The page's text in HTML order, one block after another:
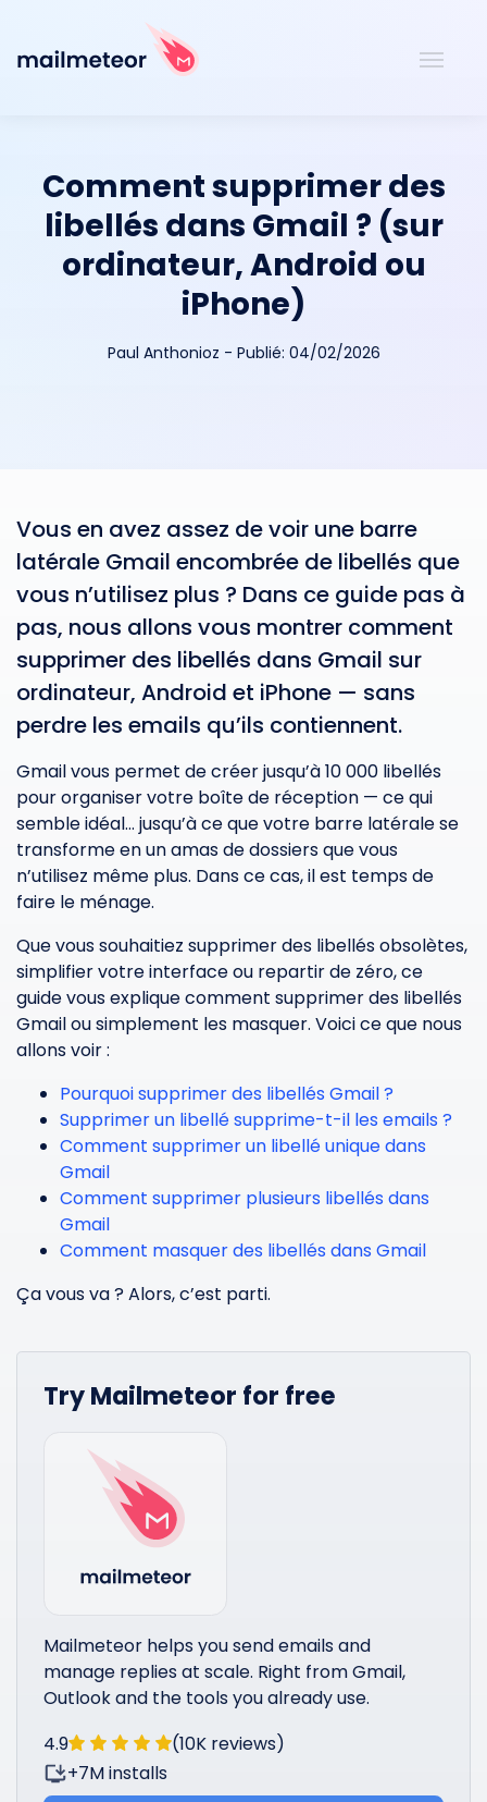
Comment supprimer des
libellés dans Gmail ? (sur
ordinateur, Android ou
iPhone)
Paul Anthonioz - Publié: 04/02/2026
Vous en avez assez de voir une barre
latérale Gmail encombrée de libellés que
vous n’utilisez plus ? Dans ce guide pas à
pas, nous allons vous montrer comment
supprimer des libellés dans Gmail sur
ordinateur, Android et iPhone — sans
perdre les emails qu’ils contiennent.
Gmail vous permet de créer jusqu’à 10 000 libellés
pour organiser votre boîte de réception — ce qui
semble idéal… jusqu’à ce que votre barre latérale se
transforme en un amas de dossiers que vous
n’utilisez même plus. Dans ce cas, il est temps de
faire le ménage.
Que vous souhaitiez supprimer des libellés obsolètes,
simplifier votre interface ou repartir de zéro, ce
guide vous explique comment supprimer des libellés
Gmail ou simplement les masquer. Voici ce que nous
allons voir :
Pourquoi supprimer des libellés Gmail ?
Supprimer un libellé supprime-t-il les emails ?
Comment supprimer un libellé unique dans
Gmail
Comment supprimer plusieurs libellés dans
Gmail
Comment masquer des libellés dans Gmail
Ça vous va ? Alors, c’est parti.
Try Mailmeteor for free
Mailmeteor helps you send emails and
manage replies at scale. Right from Gmail,
Outlook and the tools you already use.
4.9
(10K reviews)
+7M installs